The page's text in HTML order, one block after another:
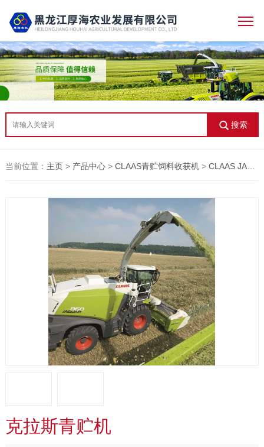
搜索
当前位置： 主页> 产品中心> CLAAS青贮饲料收获机> CLAAS JAGUAR 800系列
克拉斯青贮机